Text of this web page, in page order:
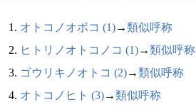
1. オトコノオボコ (1)→類似呼称
2. ヒトリノオトコノコ (1)→類似呼称
3. ゴウリキノオトコ (2)→類似呼称
4. オトコノヒト (3)→類似呼称